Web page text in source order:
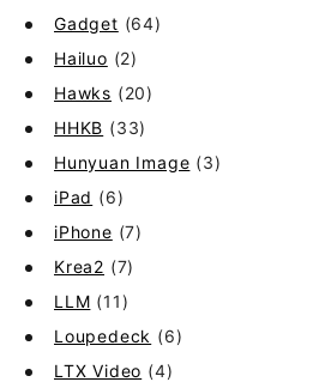
Gadget (64)
Hailuo (2)
Hawks (20)
HHKB (33)
Hunyuan Image (3)
iPad (6)
iPhone (7)
Krea2 (7)
LLM (11)
Loupedeck (6)
LTX Video (4)